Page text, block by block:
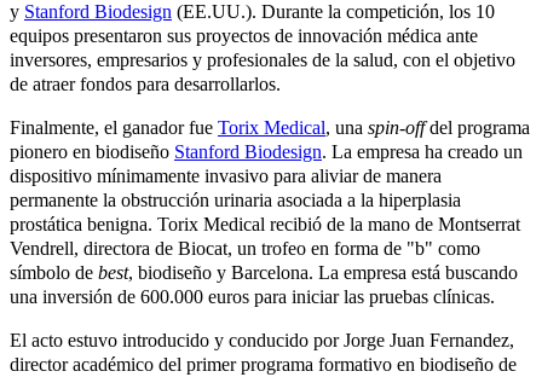
y Stanford Biodesign (EE.UU.). Durante la competición, los 10
equipos presentaron sus proyectos de innovación médica ante
inversores, empresarios y profesionales de la salud, con el objetivo
de atraer fondos para desarrollarlos.
Finalmente, el ganador fue Torix Medical, una spin-offdel programa
pionero en biodiseño Stanford Biodesign. La empresa ha creado un
dispositivo mínimamente invasivo para aliviar de manera
permanente la obstrucción urinaria asociada a la hiperplasia
prostática benigna. Torix Medical recibió de la mano de Montserrat
Vendrell, directora de Biocat, un trofeo en forma de "b" como
símbolo de best, biodiseño y Barcelona. La empresa está buscando
una inversión de 600.000 euros para iniciar las pruebas clínicas.
El acto estuvo introducido y conducido por Jorge Juan Fernandez,
director académico del primer programa formativo en biodiseño de